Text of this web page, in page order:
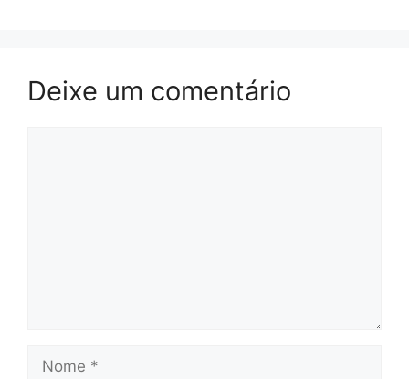
Deixe um comentário
Nome